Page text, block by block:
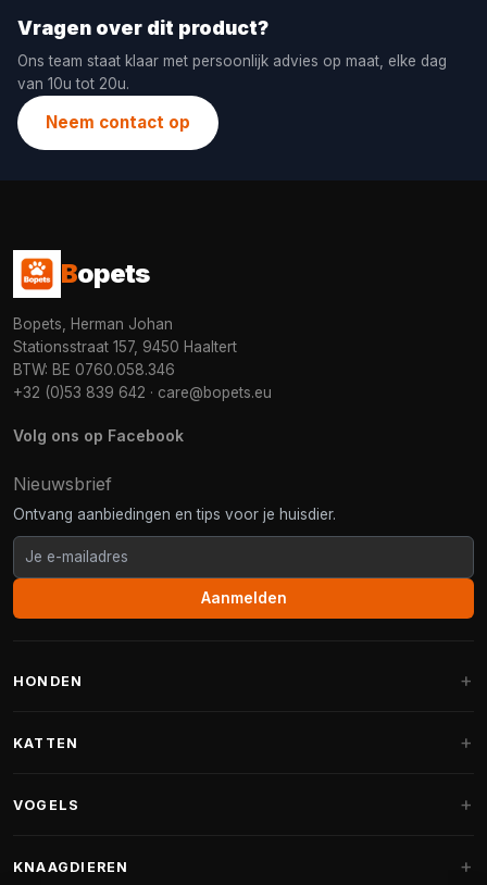
Vragen over dit product?
Ons team staat klaar met persoonlijk advies op maat, elke dag
van 10u tot 20u.
Neem contact op
Bopets
Bopets, Herman Johan
Stationsstraat 157, 9450 Haaltert
BTW: BE 0760.058.346
+32 (0)53 839 642 · care@bopets.eu
Volg ons op Facebook
Nieuwsbrief
Ontvang aanbiedingen en tips voor je huisdier.
Aanmelden
HONDEN
Fantail hondenmanden
KATTEN
Krabpalen voor Maine Coon
VOGELS
KNAAGDIEREN